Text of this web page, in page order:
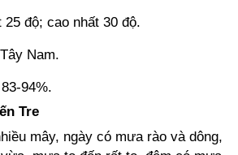
độ; cao nhất 30 độ.
Nam.
94%.
Tre
mây, ngày có mưa rào và dông,